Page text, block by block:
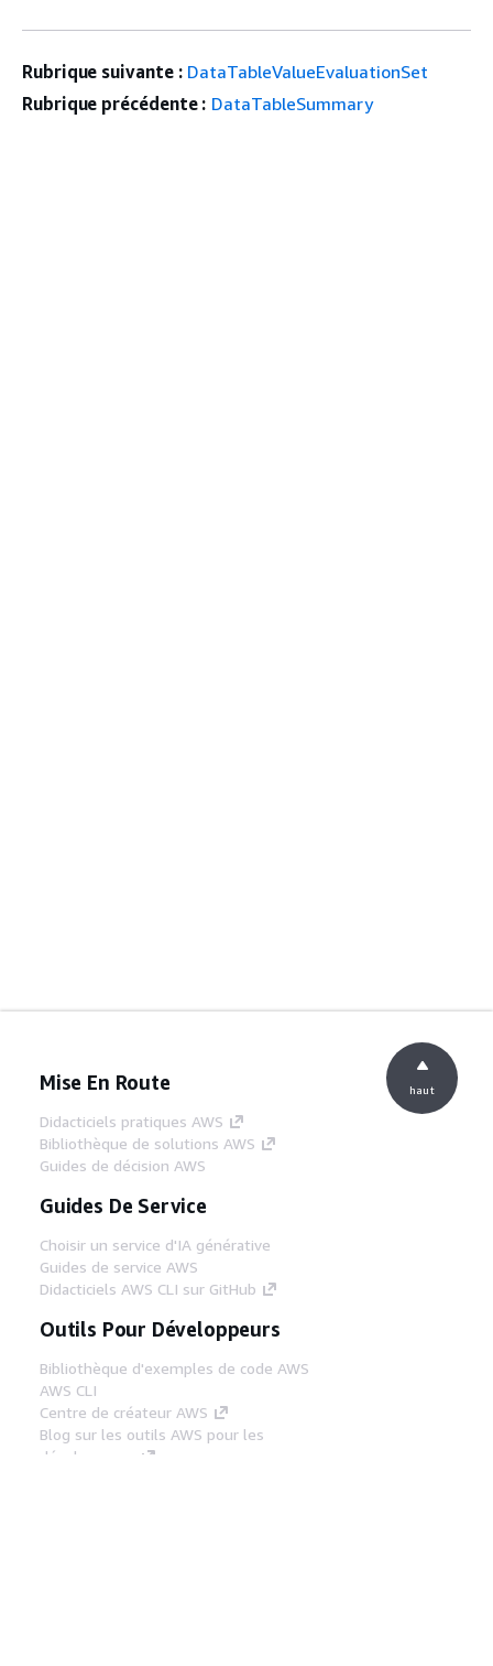
Rubrique suivante : DataTableValueEvaluationSet
Rubrique précédente : DataTableSummary
Mise En Route
Didacticiels pratiques AWS
Bibliothèque de solutions AWS
Guides de décision AWS
Guides De Service
Choisir un service d'IA générative
Guides de service AWS
Didacticiels AWS CLI sur GitHub
Outils Pour Développeurs
Bibliothèque d'exemples de code AWS
AWS CLI
Centre de créateur AWS
Blog sur les outils AWS pour les
développeurs
haut